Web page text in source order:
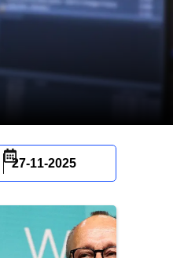
27-11-2025